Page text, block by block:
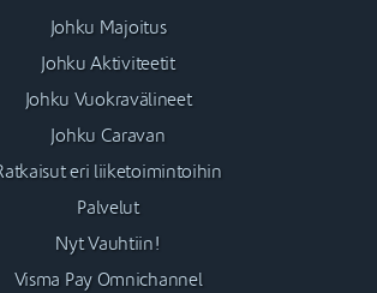
Johku Majoitus
Johku Aktiviteetit
Johku Vuokravälineet
Johku Caravan
eri liiketoimintoihin
Palvelut
Nyt Vauhtiin!
Visma Pay Omnichannel